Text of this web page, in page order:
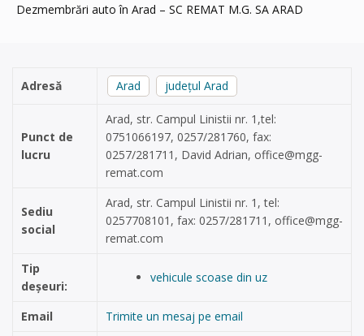
Dezmembrări auto în Arad – SC REMAT M.G. SA ARAD
Adresă Arad județul Arad
Punct de
lucru
Arad, str. Campul Linistii nr. 1,tel:
0751066197, 0257/281760, fax:
0257/281711, David Adrian, office@mgg-
remat.com
Sediu
social
Arad, str. Campul Linistii nr. 1, tel:
0257708101, fax: 0257/281711, office@mgg-
remat.com
Tip
deșeuri:
vehicule scoase din uz
Email
Trimite un mesaj pe email